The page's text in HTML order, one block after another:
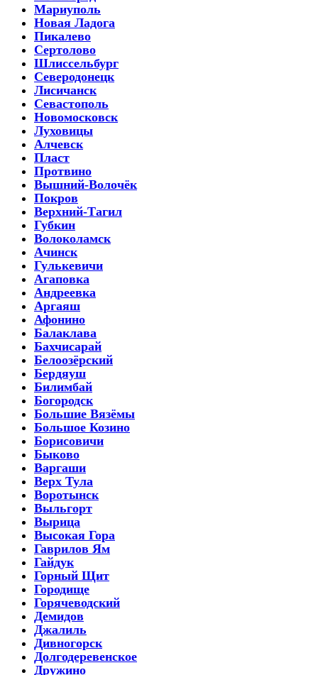
Мариуполь
Новая Ладога
Пикалево
Сертолово
Шлиссельбург
Северодонецк
Лисичанск
Севастополь
Новомосковск
Луховицы
Алчевск
Пласт
Протвино
Вышний-Волочёк
Покров
Верхний-Тагил
Губкин
Волоколамск
Ачинск
Гулькевичи
Агаповка
Андреевка
Аргаяш
Афонино
Балаклава
Бахчисарай
Белоозёрский
Бердяуш
Билимбай
Богородск
Большие Вязёмы
Большое Козино
Борисовичи
Быково
Варгаши
Верх Тула
Воротынск
Выльгорт
Вырица
Высокая Гора
Гаврилов Ям
Гайдук
Горный Щит
Городище
Горячеводский
Демидов
Джалиль
Дивногорск
Долгодеревенское
Дружино